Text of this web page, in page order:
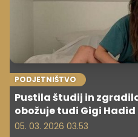
PODJETNIŠTVO
Pustila študij in
obožuje tudi Gigi Hadid
05. 03. 2026 03.53